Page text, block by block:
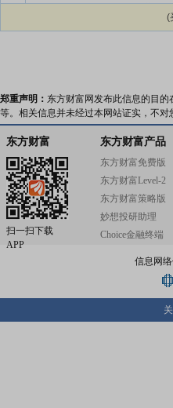
(
郑重声明： 东方财富网发布此信息的目
等。相关信息并未经过本网站证实，不